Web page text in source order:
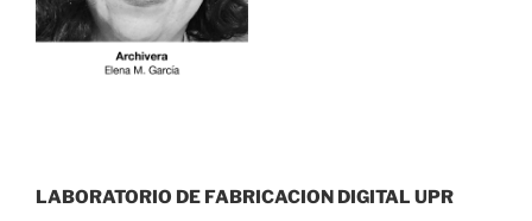
LABORATORIO DE FABRICACION DIGITAL UPR